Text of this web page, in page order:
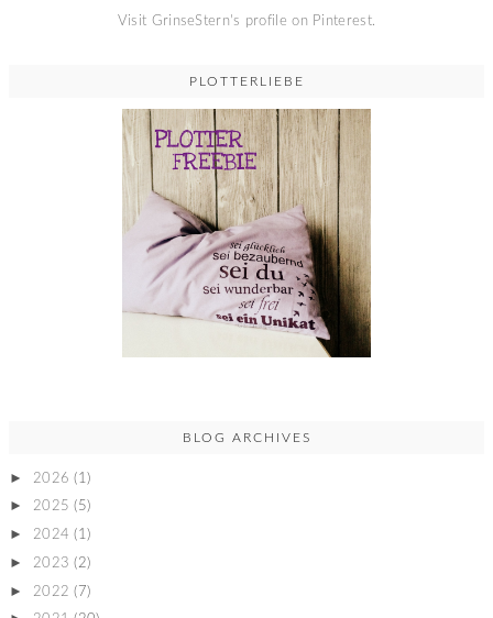
Visit GrinseStern's profile on Pinterest.
PLOTTERLIEBE
BLOG ARCHIVES
► 2026 (1)
► 2025 (5)
► 2024 (1)
► 2023 (2)
► 2022 (7)